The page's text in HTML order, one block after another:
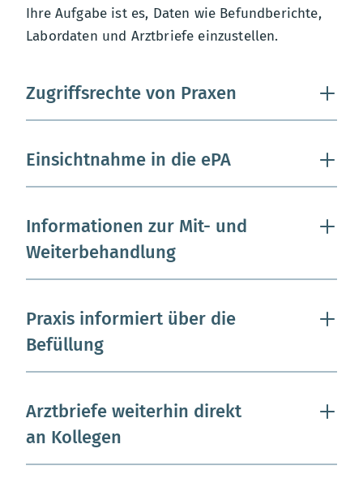
Ihre Aufgabe ist es, Daten wie Befundberichte,
Labordaten und Arztbriefe einzustellen.
Zugriffsrechte von Praxen
Einsichtnahme in die ePA
Informationen zur Mit- und
Weiterbehandlung
Praxis informiert über die
Befüllung
Arztbriefe weiterhin direkt
an Kollegen